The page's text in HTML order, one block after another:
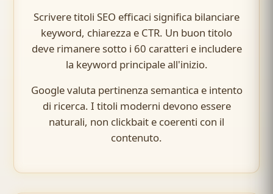
Scrivere titoli SEO efficaci significa bilanciare
keyword, chiarezza e CTR. Un buon titolo
deve rimanere sotto i 60 caratteri e includere
la keyword principale all'inizio.
Google valuta pertinenza semantica e intento
di ricerca. I titoli moderni devono essere
naturali, non clickbait e coerenti con il
contenuto.